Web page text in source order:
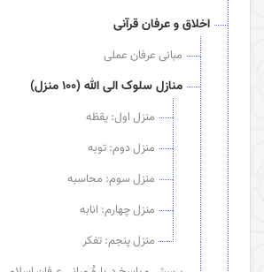
اخلاق و عرفان قرآنی
مبانی عرفان عملی
منازل سلوک الی الله (100 منزل)
منزل اول: یقظه
منزل دوم: توبه
منزل سوم: محاسبه
منزل چهارم: انابه
منزل پنجم: تفکر